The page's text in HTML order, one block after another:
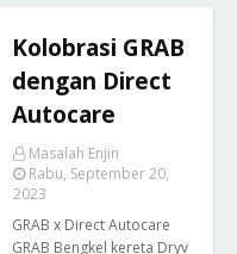
Kolobrasi GRAB
dengan Direct
Autocare
Masalah Enjin
Rabu, September 20,
2023
GRAB x Direct Autocare
GRAB Bengkel kereta Dryv